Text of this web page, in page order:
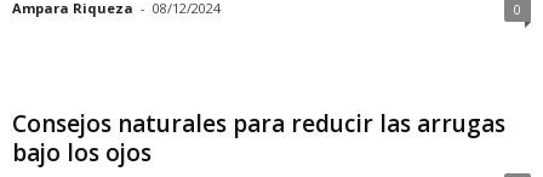
Ampara Riqueza - 08/12/2024 0
Consejos naturales para reducir las arrugas
bajo los ojos